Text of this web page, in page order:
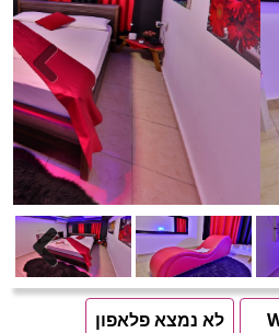
תמונות..... Previous
Previous
לא נמצא פלאפון